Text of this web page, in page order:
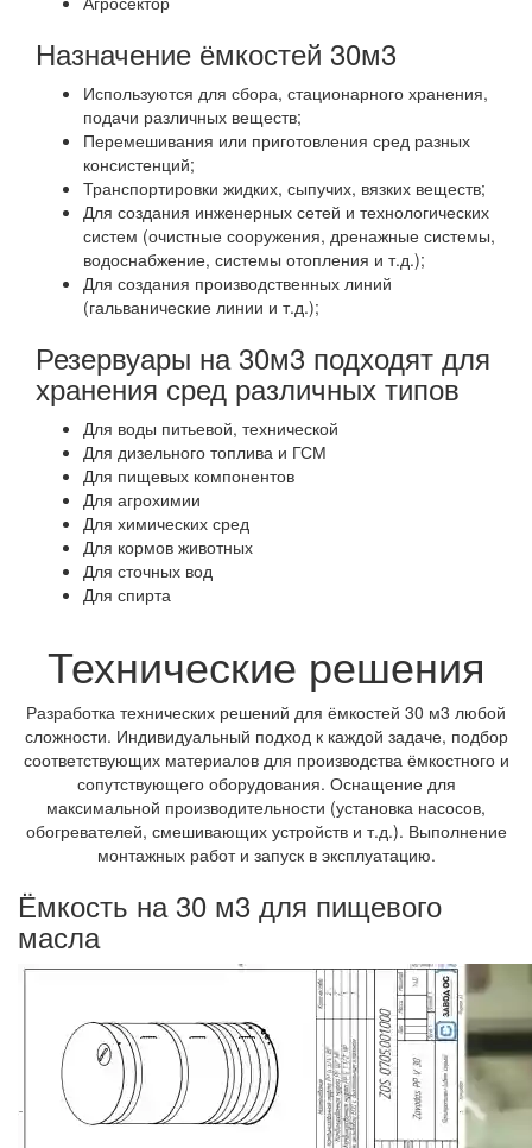
Назначение ёмкостей 30м3
Используются для сбора, стационарного хранения,
подачи различных веществ;
Перемешивания или приготовления сред разных
консистенций;
Транспортировки жидких, сыпучих, вязких веществ;
Для создания инженерных сетей и технологических
систем (очистные сооружения, дренажные системы,
водоснабжение, системы отопления и т.д.);
Для создания производственных линий
(гальванические линии и т.д.);
Резервуары на 30м3 подходят для
хранения сред различных типов
Для воды питьевой, технической
Для дизельного топлива и ГСМ
Для пищевых компонентов
Для агрохимии
Для химических сред
Для кормов животных
Для сточных вод
Для спирта
Технические решения
Разработка технических решений для ёмкостей 30 м3 любой
сложности. Индивидуальный подход к каждой задаче, подбор
соответствующих материалов для производства ёмкостного и
сопутствующего оборудования. Оснащение для
максимальной производительности (установка насосов,
обогревателей, смешивающих устройств и т.д.). Выполнение
монтажных работ и запуск в эксплуатацию.
Ёмкость на 30 м3 для пищевого
масла